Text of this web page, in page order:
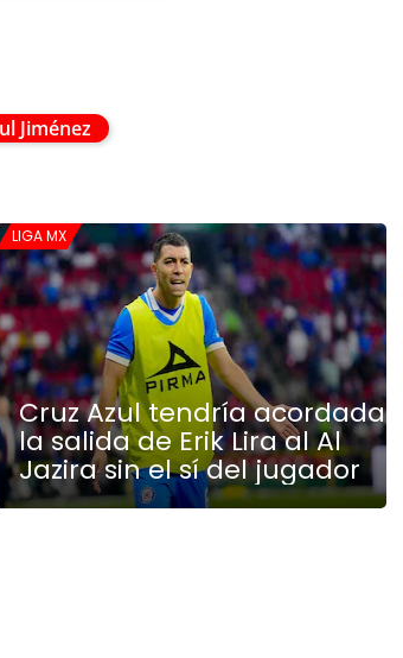
Jiménez
LIGA MX
Cruz Azul tendría acordada
la salida de Erik Lira al Al
Jazira sin el sí del jugador